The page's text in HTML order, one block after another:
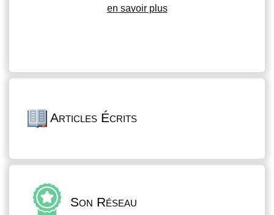
en savoir plus
Articles Écrits
Son Réseau